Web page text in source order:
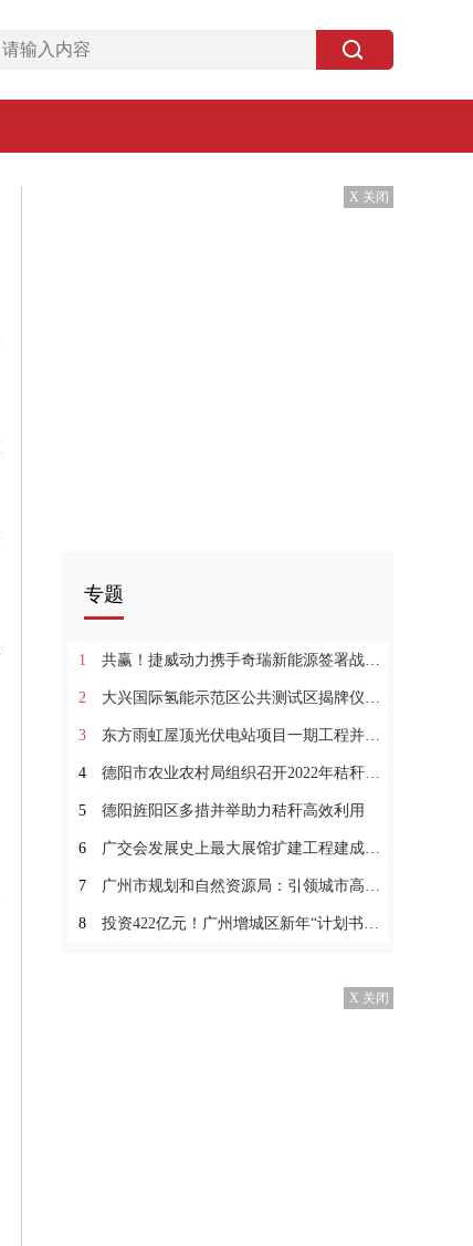
X 关闭
专题
1 共赢！捷威动力携手奇瑞新能源签署战略合作协议
2 大兴国际氢能示范区公共测试区揭牌仪式顺利举行
3 东方雨虹屋顶光伏电站项目一期工程并网发电
4 德阳市农业农村局组织召开2022年秸秆综合利用工作推进会
5 德阳旌阳区多措并举助力秸秆高效利用
6 广交会发展史上最大展馆扩建工程建成后面积增加40%
7 广州市规划和自然资源局：引领城市高质量发展
8 投资422亿元！广州增城区新年“计划书”积极扩大有效投资
X 关闭